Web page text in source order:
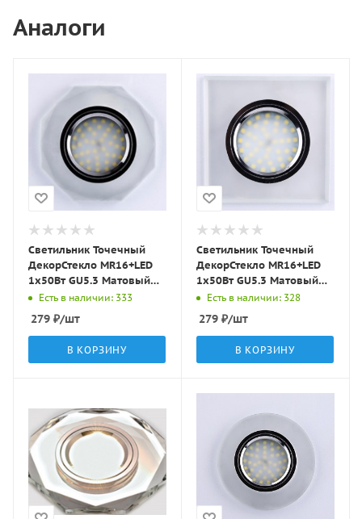
Аналоги
Светильник Точечный
ДекорСтекло MR16+LED
1х50Вт GU5.3 Матовый
D90х10мм IP20 D0801
Есть в наличии: 333
279 ₽/шт
В КОРЗИНУ
Светильник Точечный
ДекорСтекло MR16+LED
1х50Вт GU5.3 Матовый
90х90х10мм IP20 D0001
Есть в наличии: 328
279 ₽/шт
В КОРЗИНУ